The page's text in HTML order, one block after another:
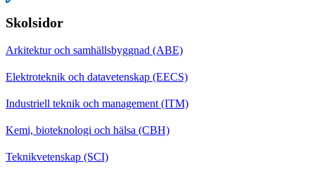
Skolsidor
Arkitektur och samhällsbyggnad (ABE)
Elektroteknik och datavetenskap (EECS)
Industriell teknik och management (ITM)
Kemi, bioteknologi och hälsa (CBH)
Teknikvetenskap (SCI)